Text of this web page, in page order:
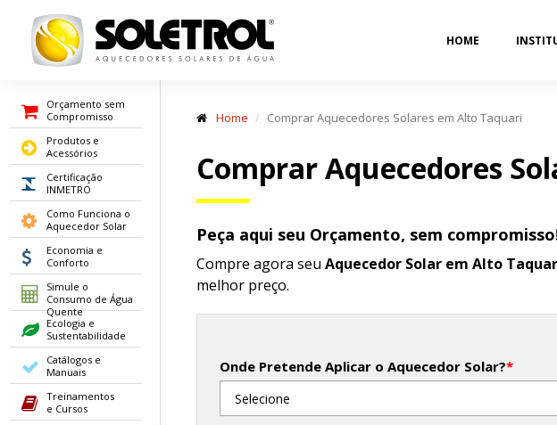
HOME
Orçamento sem
Compromisso
Produtos e
Acessórios
Certificação
INMETRO
Como Funciona o
Aquecedor Solar
Economia e
Conforto
Simule o
Consumo de Água
Quente
Ecologia e
Sustentabilidade
Catálogos e
Manuais
Treinamentos
e Cursos
Home Comprar Aquecedores Solares em Alto Taquari
Comprar Aquecedores
Peça aqui seu Orçamento, sem
Compre agora seu Aquecedor Solar em Alto
melhor preço.
Onde Pretende Aplicar o Aquecedor Solar?*